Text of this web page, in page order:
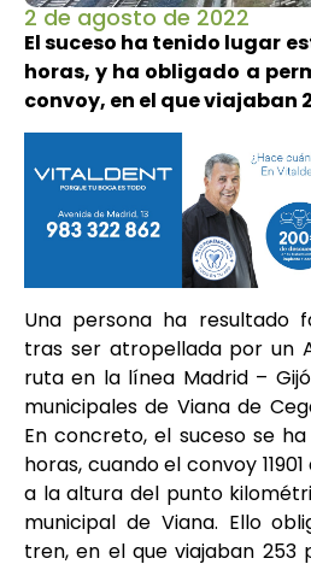
2 de agosto de 2022
El suceso ha tenido lugar
horas, y ha obligado a
convoy, en el que viajaban
Una persona ha resultado
tras ser atropellada por un
ruta en la línea Madrid –
municipales de Viana de
En concreto, el suceso se
horas, cuando el convoy
a la altura del punto
municipal de Viana. Ello
tren, en el que viajaban 253